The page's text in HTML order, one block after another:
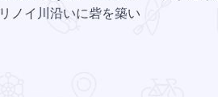
ノイ川沿いに砦を築い